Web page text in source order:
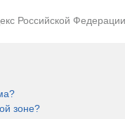
Федерации»
зоне?